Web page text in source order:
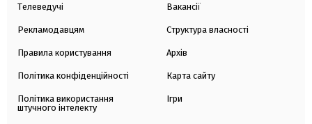
Телеведучі
Рекламодавцям
Правила користування
Політика конфіденційності
Політика використання
штучного інтелекту
Вакансії
Структура власності
Архів
Карта сайту
Ігри